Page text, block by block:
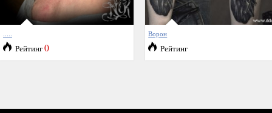
Рейтинг0
Ворон
Рейтинг